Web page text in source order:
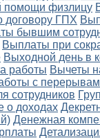
помощи физлицу
договору ГПХ
бывшим
Выплаты при
Выходной день в
работы Вычеты
с
сотрудников
о доходах
Денежная